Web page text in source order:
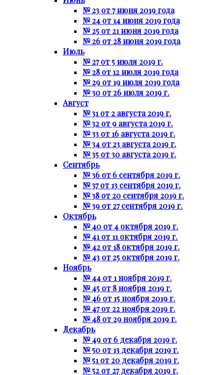
№ 23 от 7 июня 2019 года
№ 24 от 14 июня 2019 года
№ 25 от 21 июня 2019 года
№ 26 от 28 июня 2019 года
Июль
№ 27 от 5 июля 2019 г.
№ 28 от 12 июля 2019 года
№ 29 от 19 июля 2019 года
№ 30 от 26 июля 2019 г.
Август
№ 31 от 2 августа 2019 г.
№ 32 от 9 августа 2019 г.
№ 33 от 16 августа 2019 г.
№ 34 от 23 августа 2019 г.
№ 35 от 30 августа 2019 г.
Сентябрь
№ 36 от 6 сентября 2019 г.
№ 37 от 13 сентября 2019 г.
№ 38 от 20 сентября 2019 г.
№ 39 от 27 сентября 2019 г.
Октябрь
№ 40 от 4 октября 2019 г.
№ 41 от 11 октября 2019 г.
№ 42 от 18 октября 2019 г.
№ 43 от 25 октября 2019 г.
Ноябрь
№ 44 от 1 ноября 2019 г.
№ 45 от 8 ноября 2019 г.
№ 46 от 15 ноября 2019 г.
№ 47 от 22 ноября 2019 г.
№ 48 от 29 ноября 2019 г.
Декабрь
№ 49 от 6 декабря 2019 г.
№ 50 от 13 декабря 2019 г.
№ 51 от 20 декабря 2019 г.
№ 52 от 27 декабря 2019 г.